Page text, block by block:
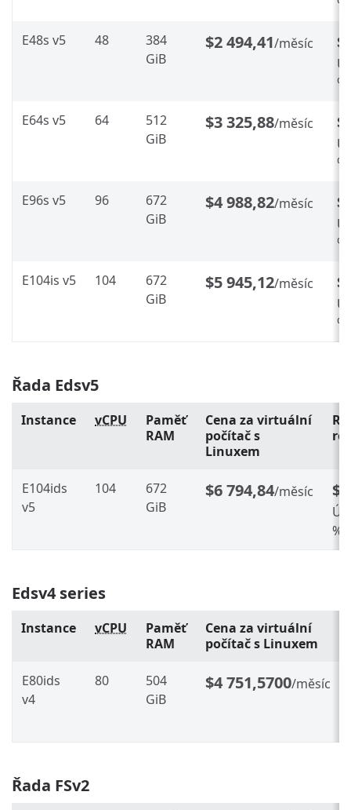
E48s v5 48
384
GiB
$2 494,41/měsíc
%
E64s v5 64
512
GiB
$3 325,88/měsíc
%
E96s v5 96
672
GiB
$4 988,82/měsíc
%
E104is v5 104
672
GiB
$5 945,12/měsíc
%
Řada Edsv5
Instance vCPU
Paměť
RAM
Cena za virtuální
počítač s
Linuxem
E104ids
v5
104
672
GiB
$6 794,84/měsíc
%
Edsv4 series
Instance vCPU
Paměť
RAM
Cena za virtuální
počítač s Linuxem
E80ids
v4
80
504
GiB
$4 751,5700/měsíc
Řada FSv2